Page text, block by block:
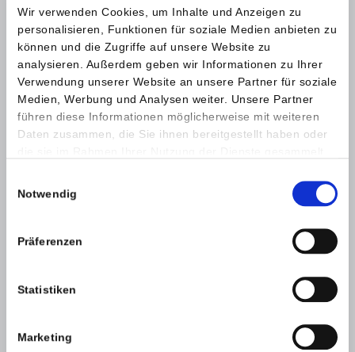
Wir verwenden Cookies, um Inhalte und Anzeigen zu
personalisieren, Funktionen für soziale Medien anbieten zu
können und die Zugriffe auf unsere Website zu
analysieren. Außerdem geben wir Informationen zu Ihrer
Verwendung unserer Website an unsere Partner für soziale
Medien, Werbung und Analysen weiter. Unsere Partner
führen diese Informationen möglicherweise mit weiteren
Daten zusammen, die Sie ihnen bereitgestellt haben oder
Notwendig
Präferenzen
Statistiken
Marketing
Telefonnummer
E-Mail *
Nachricht *
SPAM-Schutz *